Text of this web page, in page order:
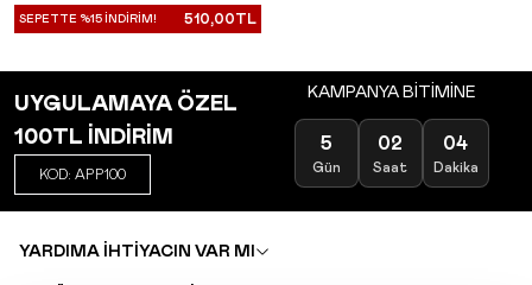
SEPETTE %15 İNDİRİM! 510,00TL
UYGULAMAYA ÖZEL
100TL İNDİRİM
KOD: APP100
KAMPANYA BİTİMİNE
5
Gün
02
Saat
04
Dakika
YARDIMA İHTİYACIN VAR MI